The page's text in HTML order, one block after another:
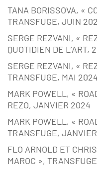
TANA BORISSOVA, «
TRANSFUGE, JUIN
SERGE REZVANI, «
QUOTIDIEN DE L’ART,
SERGE REZVANI, «
TRANSFUGE, MAI 2024
MARK POWELL, «
REZO, JANVIER 2024
MARK POWELL, «
TRANSFUGE,
FLO ARNOLD ET
MAROC »,